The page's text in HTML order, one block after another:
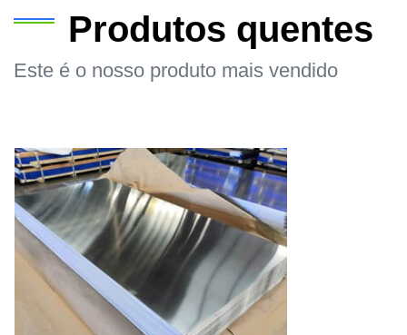
Produtos quentes
Este é o nosso produto mais vendido